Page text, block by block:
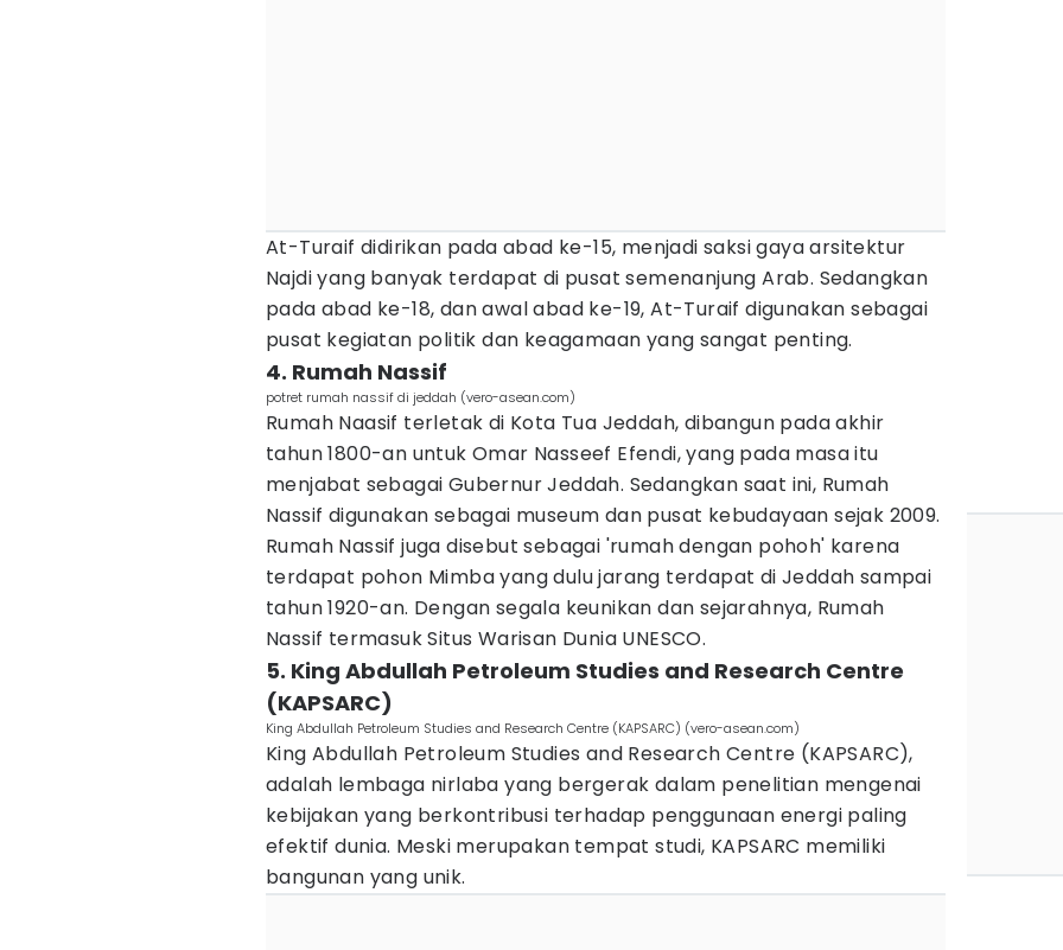
At-Turaif didirikan pada abad ke-15, menjadi saksi gaya arsitektur
Najdi yang banyak terdapat di pusat semenanjung Arab. Sedangkan
pada abad ke-18, dan awal abad ke-19, At-Turaif digunakan sebagai
pusat kegiatan politik dan keagamaan yang sangat penting.
4. Rumah Nassif
potret rumah nassif di jeddah (vero-asean.com)
Rumah Naasif terletak di Kota Tua Jeddah, dibangun pada akhir
tahun 1800-an untuk Omar Nasseef Efendi, yang pada masa itu
menjabat sebagai Gubernur Jeddah. Sedangkan saat ini, Rumah
Nassif digunakan sebagai museum dan pusat kebudayaan sejak 2009.
Rumah Nassif juga disebut sebagai 'rumah dengan pohoh' karena
terdapat pohon Mimba yang dulu jarang terdapat di Jeddah sampai
tahun 1920-an. Dengan segala keunikan dan sejarahnya, Rumah
Nassif termasuk Situs Warisan Dunia UNESCO.
5. King Abdullah Petroleum Studies and Research Centre
(KAPSARC)
King Abdullah Petroleum Studies and Research Centre (KAPSARC) (vero-asean.com)
King Abdullah Petroleum Studies and Research Centre (KAPSARC),
adalah lembaga nirlaba yang bergerak dalam penelitian mengenai
kebijakan yang berkontribusi terhadap penggunaan energi paling
efektif dunia. Meski merupakan tempat studi, KAPSARC memiliki
bangunan yang unik.